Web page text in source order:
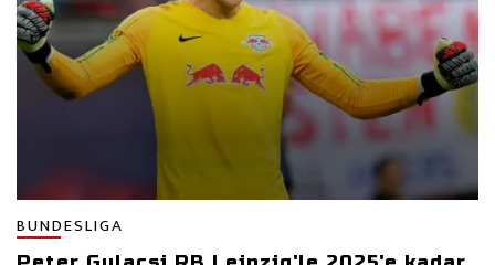
BUNDESLIGA